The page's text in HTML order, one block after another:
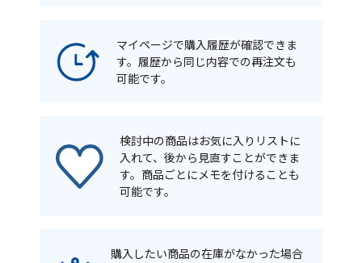
マイページで購入履歴が確認できま
す。履歴から同じ内容での再注文も
可能です。
検討中の商品はお気に入りリストに
入れて、後から見直すことができま
す。商品ごとにメモを付けることも
可能です。
購入したい商品の在庫がなかった場合